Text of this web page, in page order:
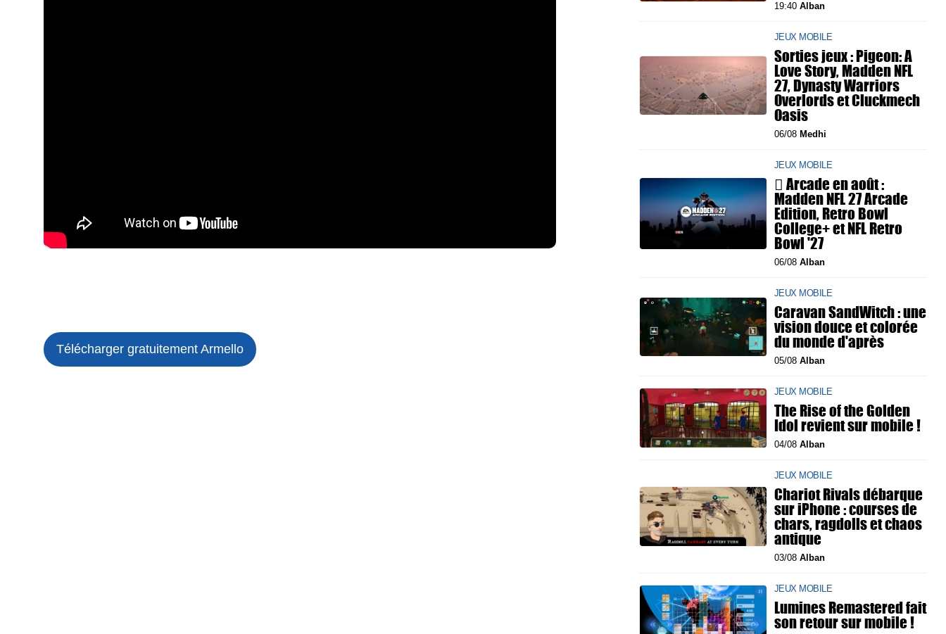
Télécharger gratuitement Armello
19:40 Alban
JEUX MOBILE
Sorties jeux : Pigeon: A
Love Story, Madden NFL
27, Dynasty Warriors
Overlords et Cluckmech
Oasis
06/08 Medhi
JEUX MOBILE
 Arcade en août :
Madden NFL 27 Arcade
Edition, Retro Bowl
College+ et NFL Retro
Bowl '27
06/08 Alban
JEUX MOBILE
Caravan SandWitch : une
vision douce et colorée
du monde d'après
05/08 Alban
JEUX MOBILE
The Rise of the Golden
Idol revient sur mobile !
04/08 Alban
JEUX MOBILE
Chariot Rivals débarque
sur iPhone : courses de
chars, ragdolls et chaos
antique
03/08 Alban
JEUX MOBILE
Lumines Remastered fait
son retour sur mobile !